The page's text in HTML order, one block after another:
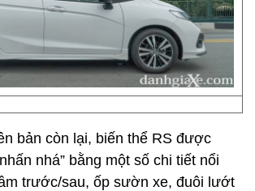
bản còn lại, biến thể RS được
nhá” bằng một số chi tiết nổi
trước/sau, ốp sườn xe, đuôi lướt